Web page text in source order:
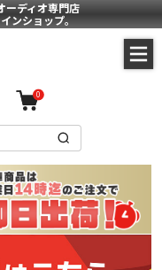
ーディオ専門店
ンショップ。
0